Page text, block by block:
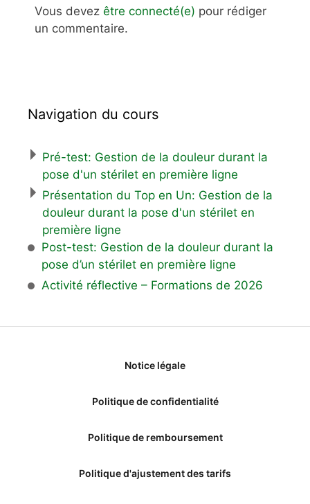
Vous devez être connecté(e) pour rédiger
un commentaire.
Navigation du cours
Pré-test: Gestion de la douleur durant la
pose d'un stérilet en première ligne
Présentation du Top en Un: Gestion de la
douleur durant la pose d'un stérilet en
première ligne
Post-test: Gestion de la douleur durant la
pose d’un stérilet en première ligne
Activité réflective – Formations de 2026
Notice légale
Politique de confidentialité
Politique de remboursement
Politique d'ajustement des tarifs